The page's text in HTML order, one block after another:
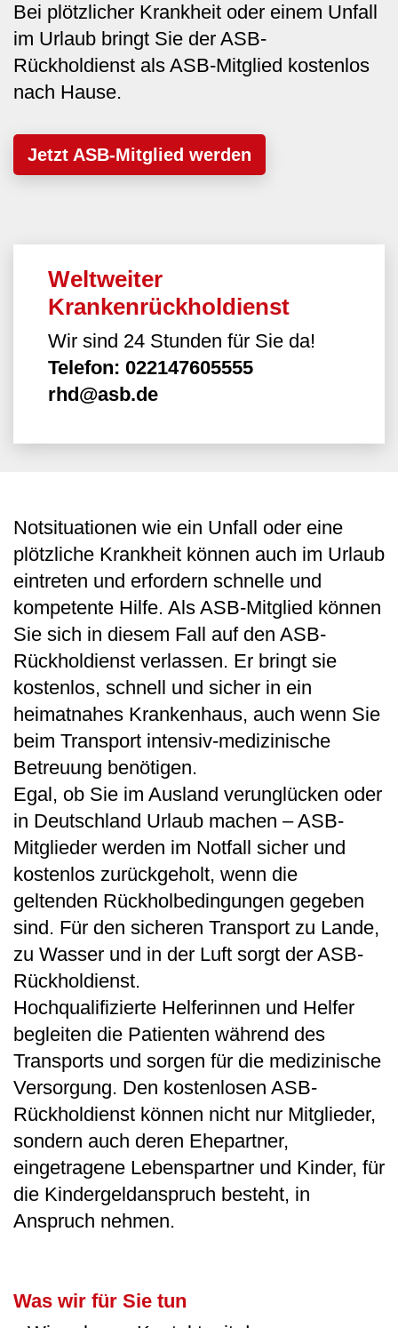
Bei plötzlicher Krankheit oder einem Unfall
im Urlaub bringt Sie der ASB-
Rückholdienst als ASB-Mitglied kostenlos
nach Hause.
Jetzt ASB-Mitglied werden
Weltweiter
Krankenrückholdienst
Wir sind 24 Stunden für Sie da!
Telefon: 022147605555
rhd@asb.de
Notsituationen wie ein Unfall oder eine
plötzliche Krankheit können auch im Urlaub
eintreten und erfordern schnelle und
kompetente Hilfe. Als ASB-Mitglied können
Sie sich in diesem Fall auf den ASB-
Rückholdienst verlassen. Er bringt sie
kostenlos, schnell und sicher in ein
heimatnahes Krankenhaus, auch wenn Sie
beim Transport intensiv-medizinische
Betreuung benötigen.
Egal, ob Sie im Ausland verunglücken oder
in Deutschland Urlaub machen – ASB-
Mitglieder werden im Notfall sicher und
kostenlos zurückgeholt, wenn die
geltenden Rückholbedingungen gegeben
sind. Für den sicheren Transport zu Lande,
zu Wasser und in der Luft sorgt der ASB-
Rückholdienst.
Hochqualifizierte Helferinnen und Helfer
begleiten die Patienten während des
Transports und sorgen für die medizinische
Versorgung. Den kostenlosen ASB-
Rückholdienst können nicht nur Mitglieder,
sondern auch deren Ehepartner,
eingetragene Lebenspartner und Kinder, für
die Kindergeldanspruch besteht, in
Anspruch nehmen.
Was wir für Sie tun